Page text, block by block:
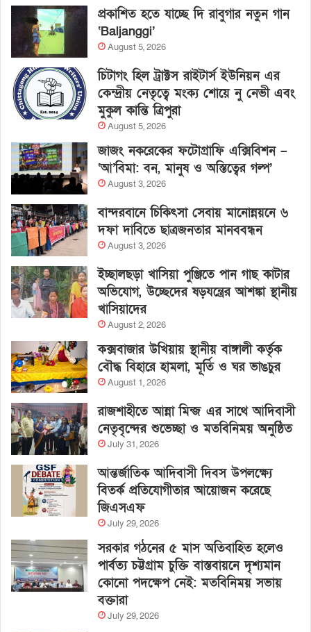
প্রকাশিত হতে যাচ্ছে দি রাবুগার নতুন গান
‘Baljanggi’
August 5, 2026
চিটাগং হিল ট্রাক্টস রাইটার্স ইউনিয়ন এর
কেন্দ্রীয় নেতৃত্বে মংক্য শোয়ে নু নেভী এবং
মুকুল কান্তি ত্রিপুরা
August 5, 2026
জাজং নকরেকের ফটোগ্রাফি এক্সিবিশন –
‘আ’বিমা: বন, মানুষ ও অস্তিত্বের গল্প’
August 3, 2026
বান্দরবানে চিকিৎসা সেবায় মানোন্নয়নে ৬
দফা দাবিতে ছাত্রজনতার মানববন্ধন
August 3, 2026
ইচ্ছালছড়া খাসিয়া পুঞ্জিতে পান গাছ কাটার
অভিযোগ, উচ্ছেদের ষড়যন্ত্রের আশঙ্কা স্থানীয়
খাসিয়াদের
August 2, 2026
কক্সবাজার উখিয়ায় স্থানীয় বাঙ্গালী কর্তৃক
বৌদ্ধ বিহারে হামলা, মূর্তি ও ঘর ভাঙচুর
August 1, 2026
রাজশাহীতে আন্না মিন্জ এর সাথে আদিবাসী
নেতৃবৃন্দের শুভেচ্ছা ও মতবিনিময় অনুষ্ঠিত
July 31, 2026
আন্তর্জাতিক আদিবাসী দিবস উপলক্ষ্যে
বিতর্ক প্রতিযোগীতার আয়োজন করেছে
জিএসএফ
July 29, 2026
সরকার গঠনের ৫ মাস অতিবাহিত হলেও
পার্বত্য চট্টগ্রাম চুক্তি বাস্তবায়নে দৃশ্যমান
কোনো পদক্ষেপ নেই: মতবিনিময় সভায়
বক্তারা
July 29, 2026